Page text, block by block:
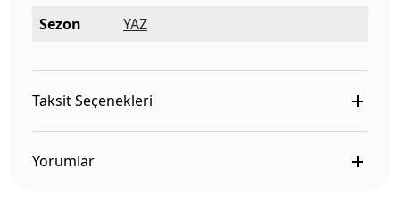
Sezon
YAZ
Taksit Seçenekleri
Yorumlar